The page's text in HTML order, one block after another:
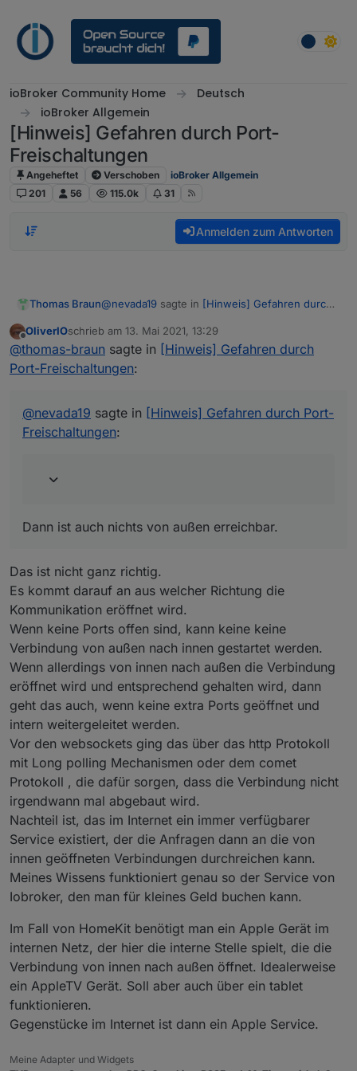
ioBroker Community Home
Deutsch
ioBroker Allgemein
[Hinweis] Gefahren durch Port-
Freischaltungen
Angeheftet Verschoben
ioBroker Allgemein
201
56 115.0k 31
Anmelden zum Antworten
Thomas Braun@nevada19 sagte in [Hinweis] Gefahren durch
In meiner Fritzbox sind keine Ports
Dann ist auch nichts von außen erreichbar.
Offline
OliverIOschrieb am 13. Mai 2021, 13:29
zuletzt editiert von
@thomas-braun sagte in [Hinweis] Gefahren durch
Port-Freischaltungen:
@nevada19 sagte in [Hinweis] Gefahren durch Port-
Freischaltungen:
Dann ist auch nichts von außen erreichbar.
Das ist nicht ganz richtig.
Es kommt darauf an aus welcher Richtung die
Kommunikation eröffnet wird.
Wenn keine Ports offen sind, kann keine keine
Verbindung von außen nach innen gestartet werden.
Wenn allerdings von innen nach außen die Verbindung
eröffnet wird und entsprechend gehalten wird, dann
geht das auch, wenn keine extra Ports geöffnet und
intern weitergeleitet werden.
Vor den websockets ging das über das http Protokoll
mit Long polling Mechanismen oder dem comet
Protokoll , die dafür sorgen, dass die Verbindung nicht
irgendwann mal abgebaut wird.
Nachteil ist, das im Internet ein immer verfügbarer
Service existiert, der die Anfragen dann an die von
innen geöffneten Verbindungen durchreichen kann.
Meines Wissens funktioniert genau so der Service von
Iobroker, den man für kleines Geld buchen kann.
Im Fall von HomeKit benötigt man ein Apple Gerät im
internen Netz, der hier die interne Stelle spielt, die die
Verbindung von innen nach außen öffnet. Idealerweise
ein AppleTV Gerät. Soll aber auch über ein tablet
funktionieren.
Gegenstücke im Internet ist dann ein Apple Service.
Meine Adapter und Widgets